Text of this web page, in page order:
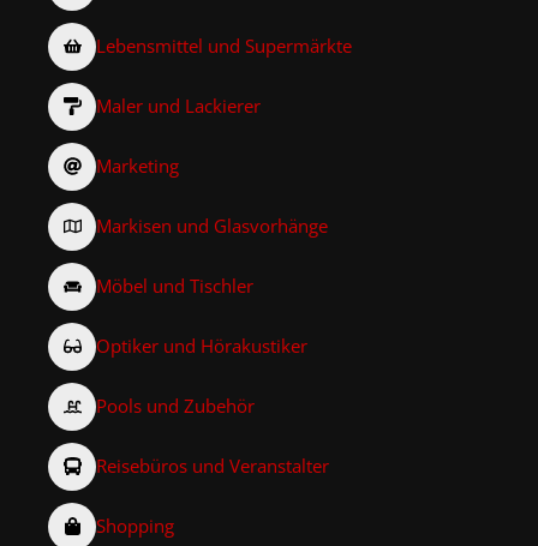
Lebensmittel und Supermärkte
Maler und Lackierer
Marketing
Markisen und Glasvorhänge
Möbel und Tischler
Optiker und Hörakustiker
Pools und Zubehör
Reisebüros und Veranstalter
Shopping